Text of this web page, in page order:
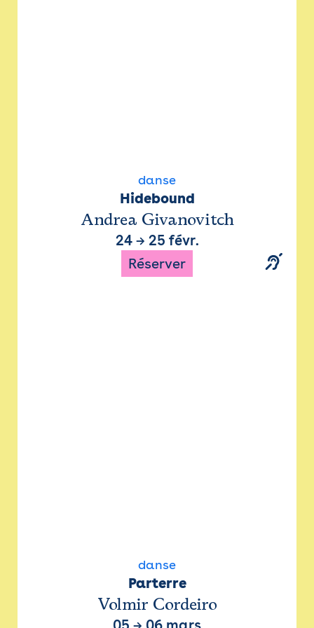
danse
Hidebound
Andrea Givanovitch
24→ 25 févr.
Réserver
danse
Parterre
Volmir Cordeiro